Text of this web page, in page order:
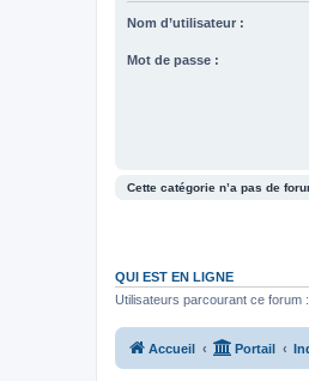
Nom d’utilisateur :
Mot de passe :
Cette catégorie n’a pas de
QUI EST EN LIGNE
Utilisateurs parcourant ce forum
Accueil Portail